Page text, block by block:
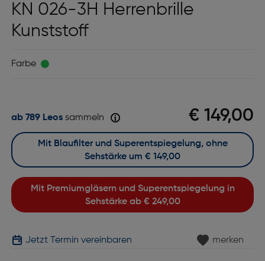
KN 026-3H Herrenbrille
Kunststoff
Farbe
€ 149,00
ab 789 Leossammeln
Mit Premiumgläsern und Superentspiegelung in
Sehstärke ab € 249,00
Mit Blaufilter und Superentspiegelung, ohne
Sehstärke um € 149,00
Jetzt Termin vereinbaren merken